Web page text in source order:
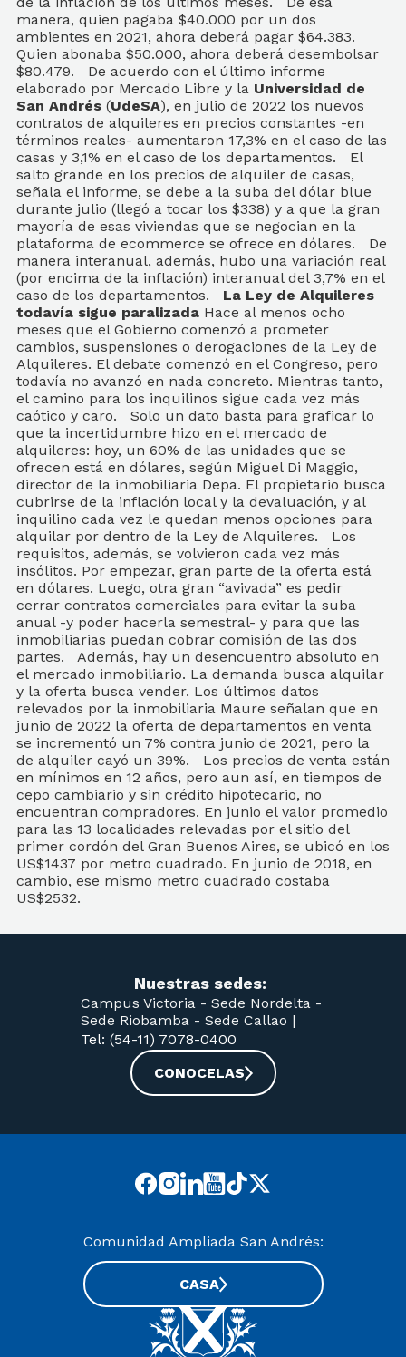
manera, quien pagaba $40.000 por un dos
ambientes en 2021, ahora deberá pagar $64.383.
Quien abonaba $50.000, ahora deberá desembolsar
$80.479. De acuerdo con el último informe
elaborado por Mercado Libre y la Universidad de
San Andrés (UdeSA), en julio de 2022 los nuevos
contratos de alquileres en precios constantes -en
términos reales- aumentaron 17,3% en el caso de las
casas y 3,1% en el caso de los departamentos. El
salto grande en los precios de alquiler de casas,
señala el informe, se debe a la suba del dólar blue
durante julio (llegó a tocar los $338) y a que la gran
mayoría de esas viviendas que se negocian en la
plataforma de ecommerce se ofrece en dólares. De
manera interanual, además, hubo una variación real
(por encima de la inflación) interanual del 3,7% en el
caso de los departamentos. La Ley de Alquileres
todavía sigue paralizada Hace al menos ocho
meses que el Gobierno comenzó a prometer
cambios, suspensiones o derogaciones de la Ley de
Alquileres. El debate comenzó en el Congreso, pero
todavía no avanzó en nada concreto. Mientras tanto,
el camino para los inquilinos sigue cada vez más
caótico y caro. Solo un dato basta para graficar lo
que la incertidumbre hizo en el mercado de
alquileres: hoy, un 60% de las unidades que se
ofrecen está en dólares, según Miguel Di Maggio,
director de la inmobiliaria Depa. El propietario busca
cubrirse de la inflación local y la devaluación, y al
inquilino cada vez le quedan menos opciones para
alquilar por dentro de la Ley de Alquileres. Los
requisitos, además, se volvieron cada vez más
insólitos. Por empezar, gran parte de la oferta está
en dólares. Luego, otra gran “avivada” es pedir
cerrar contratos comerciales para evitar la suba
anual -y poder hacerla semestral- y para que las
inmobiliarias puedan cobrar comisión de las dos
partes. Además, hay un desencuentro absoluto en
el mercado inmobiliario. La demanda busca alquilar
y la oferta busca vender. Los últimos datos
relevados por la inmobiliaria Maure señalan que en
junio de 2022 la oferta de departamentos en venta
se incrementó un 7% contra junio de 2021, pero la
de alquiler cayó un 39%. Los precios de venta están
en mínimos en 12 años, pero aun así, en tiempos de
cepo cambiario y sin crédito hipotecario, no
encuentran compradores. En junio el valor promedio
para las 13 localidades relevadas por el sitio del
primer cordón del Gran Buenos Aires, se ubicó en los
US$1437 por metro cuadrado. En junio de 2018, en
cambio, ese mismo metro cuadrado costaba
US$2532.
Nuestras sedes:
Campus Victoria - Sede Nordelta -
Sede Riobamba - Sede Callao |
Tel: (54-11) 7078-0400
CONOCELAS
Comunidad Ampliada San Andrés:
CASA